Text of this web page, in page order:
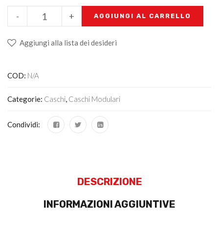
+
- AGGIUNGI AL CARRELLO
Aggiungi alla lista dei desideri
COD: N/A
Categorie: Caschi, Caschi Modulari
Condividi:
DESCRIZIONE
INFORMAZIONI AGGIUNTIVE